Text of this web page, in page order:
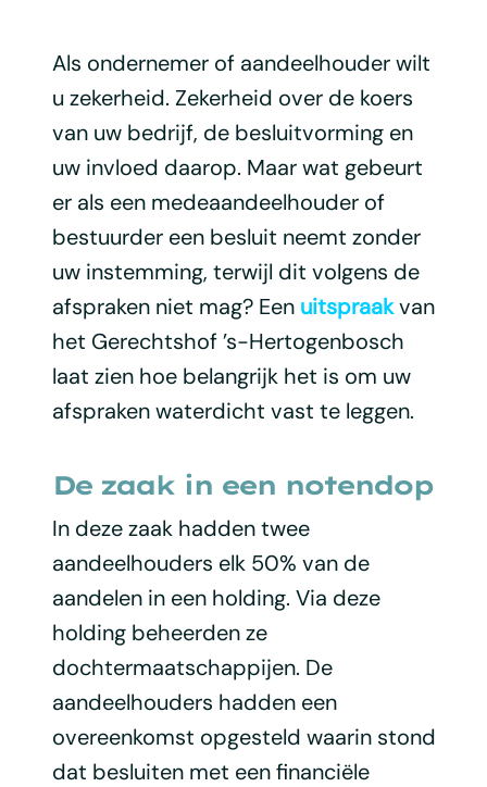
Als ondernemer of aandeelhouder wilt
u zekerheid. Zekerheid over de koers
van uw bedrijf, de besluitvorming en
uw invloed daarop. Maar wat gebeurt
er als een medeaandeelhouder of
bestuurder een besluit neemt zonder
uw instemming, terwijl dit volgens de
afspraken niet mag? Een uitspraakvan
het Gerechtshof ’s-Hertogenbosch
laat zien hoe belangrijk het is om uw
afspraken waterdicht vast te leggen.
De zaak in een notendop
In deze zaak hadden twee
aandeelhouders elk 50% van de
aandelen in een holding. Via deze
holding beheerden ze
dochtermaatschappijen. De
aandeelhouders hadden een
overeenkomst opgesteld waarin stond
dat besluiten met een financiële